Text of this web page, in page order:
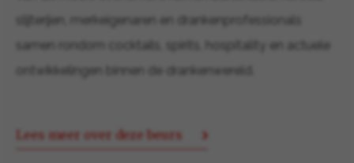
slijterijen, merkeigenaren en drankenprofessionals
samen rondom cocktails, spirits, hospitality en actuele
ontwikkelingen binnen de drankenwereld.
Lees meer over deze beurs